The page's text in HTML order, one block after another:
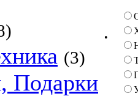
(3)
Подарки
•